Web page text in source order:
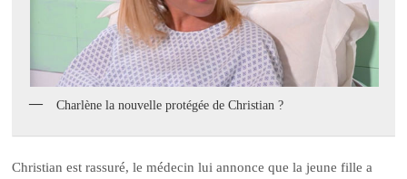
Charlène la nouvelle protégée de Christian ?
Christian est rassuré, le médecin lui annonce que la jeune fille a